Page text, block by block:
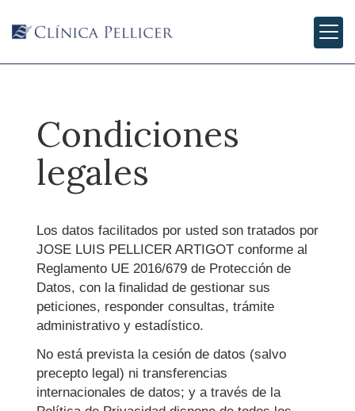
Condiciones
legales
Los datos facilitados por usted son tratados por
JOSE LUIS PELLICER ARTIGOT conforme al
Reglamento UE 2016/679 de Protección de
Datos, con la finalidad de gestionar sus
peticiones, responder consultas, trámite
administrativo y estadístico.
No está prevista la cesión de datos (salvo
precepto legal) ni transferencias
internacionales de datos; y a través de la